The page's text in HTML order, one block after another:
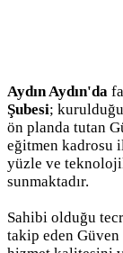
Aydın Aydın'da
Şubesi;
ön planda tutan
eğitmen kadrosu
yüzle ve
sunmaktadır.
Sahibi olduğu
takip eden